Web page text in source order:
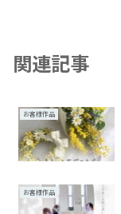
関連記事
お客様作品
お客様作品